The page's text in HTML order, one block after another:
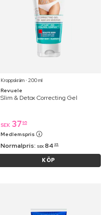
Kroppskräm ⋅ 200 ml
Revuele
Slim & Detox Correcting Gel
SEK 37 95
Medlemspris
Normalpris: SEK 84 95
KÖP